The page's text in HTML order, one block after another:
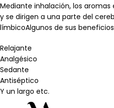
Mediante inhalación, los
y se dirigen a una parte del
límbicoAlgunos de sus
Relajante
Analgésico
Sedante
Antiséptico
Y un largo etc.